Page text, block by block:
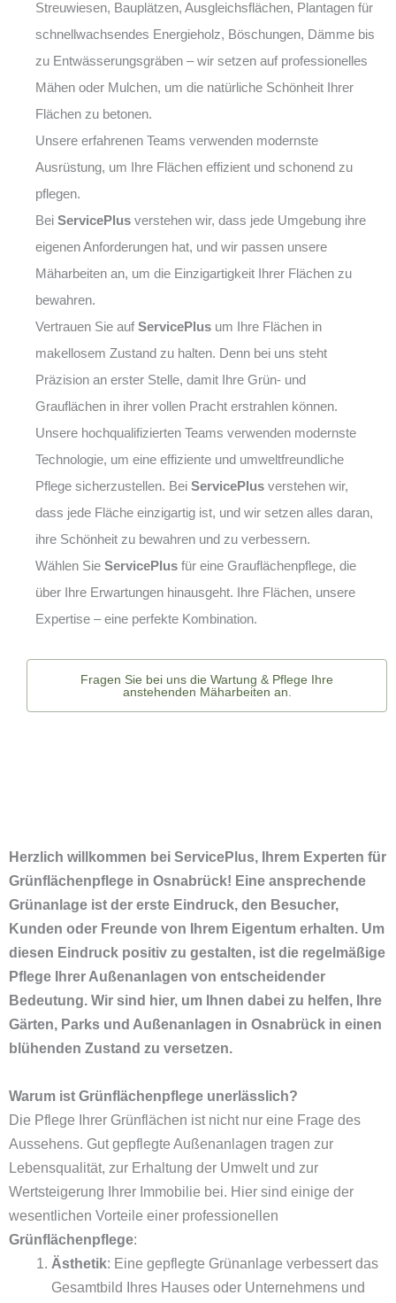
Streuwiesen, Bauplätzen, Ausgleichsflächen, Plantagen für
schnellwachsendes Energieholz, Böschungen, Dämme bis
zu Entwässerungsgräben – wir setzen auf professionelles
Mähen oder Mulchen, um die natürliche Schönheit Ihrer
Flächen zu betonen.
Unsere erfahrenen Teams verwenden modernste
Ausrüstung, um Ihre Flächen effizient und schonend zu
pflegen.
Bei ServicePlus verstehen wir, dass jede Umgebung ihre
eigenen Anforderungen hat, und wir passen unsere
Mäharbeiten an, um die Einzigartigkeit Ihrer Flächen zu
bewahren.
Vertrauen Sie auf ServicePlus um Ihre Flächen in
makellosem Zustand zu halten. Denn bei uns steht
Präzision an erster Stelle, damit Ihre Grün- und
Grauflächen in ihrer vollen Pracht erstrahlen können.
Unsere hochqualifizierten Teams verwenden modernste
Technologie, um eine effiziente und umweltfreundliche
Pflege sicherzustellen. Bei ServicePlus verstehen wir,
dass jede Fläche einzigartig ist, und wir setzen alles daran,
ihre Schönheit zu bewahren und zu verbessern.
Wählen Sie ServicePlus für eine Grauflächenpflege, die
über Ihre Erwartungen hinausgeht. Ihre Flächen, unsere
Expertise – eine perfekte Kombination.
Fragen Sie bei uns die Wartung & Pflege Ihre
anstehenden Mäharbeiten an.
Herzlich willkommen bei ServicePlus, Ihrem Experten für
Grünflächenpflege in Osnabrück! Eine ansprechende
Grünanlage ist der erste Eindruck, den Besucher,
Kunden oder Freunde von Ihrem Eigentum erhalten. Um
diesen Eindruck positiv zu gestalten, ist die regelmäßige
Pflege Ihrer Außenanlagen von entscheidender
Bedeutung. Wir sind hier, um Ihnen dabei zu helfen, Ihre
Gärten, Parks und Außenanlagen in Osnabrück in einen
blühenden Zustand zu versetzen.
Warum ist Grünflächenpflege unerlässlich?
Die Pflege Ihrer Grünflächen ist nicht nur eine Frage des
Aussehens. Gut gepflegte Außenanlagen tragen zur
Lebensqualität, zur Erhaltung der Umwelt und zur
Wertsteigerung Ihrer Immobilie bei. Hier sind einige der
wesentlichen Vorteile einer professionellen
Grünflächenpflege:
Ästhetik: Eine gepflegte Grünanlage verbessert das
Gesamtbild Ihres Hauses oder Unternehmens und